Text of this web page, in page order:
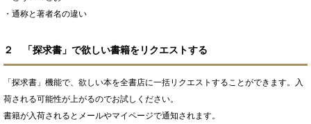
・通称と著者名の違い
２ 「探求書」で欲しい書籍をリクエストする
「探求書」機能で、欲しい本を全書店に一括リクエストすることができます。入
荷される可能性が上がるのでお試しください。
書籍が入荷されるとメールやマイページで通知されます。